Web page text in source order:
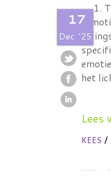
17
Dec '25
1.
het
Lees
KEES/